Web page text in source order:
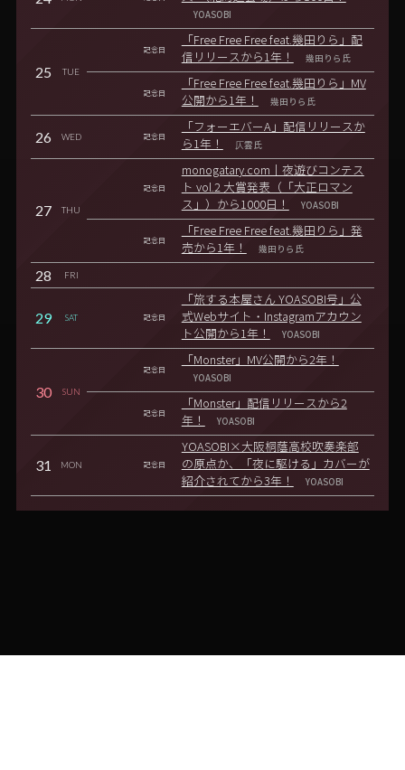
YOASOBI
25 TUE
記念日
「Free Free Free feat.幾田りら」配
信リリースから1年！
幾田りら氏
記念日
「Free Free Free feat.幾田りら」MV
公開から1年！
幾田りら氏
26 WED 記念日
「フォーエバーA」配信リリースか
ら1年！
仄雲氏
27 THU
記念日
monogatary.com｜夜遊びコンテス
ト vol.2 大賞発表（「大正ロマン
ス」）から1000日！
YOASOBI
記念日
「Free Free Free feat.幾田りら」発
売から1年！
幾田りら氏
28 FRI
29 SAT 記念日
「旅する本屋さん YOASOBI号」公
式Webサイト・Instagramアカウン
ト公開から1年！
YOASOBI
30 SUN
記念日
「Monster」MV公開から2年！
YOASOBI
記念日
「Monster」配信リリースから2
年！
YOASOBI
31 MON 記念日
YOASOBI×大阪桐蔭高校吹奏楽部
の原点か、「夜に駆ける」カバーが
紹介されてから3年！
YOASOBI